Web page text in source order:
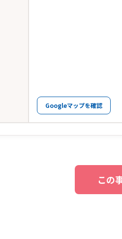
Googleマップを確認
この